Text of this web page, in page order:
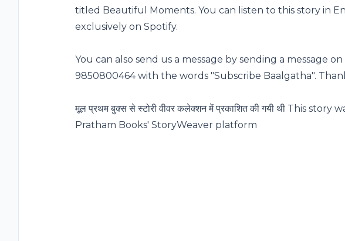
titled Beautiful Moments. You can listen to this story in
exclusively on Spotify.
You can also send us a message by sending a message
9850800464 with the words "Subscribe Baalgatha".
मूल प्रथम बुक्स से स्टोरी वीवर कलेक्शन में प्रकाशित की गयी थी This
Pratham Books' StoryWeaver platform